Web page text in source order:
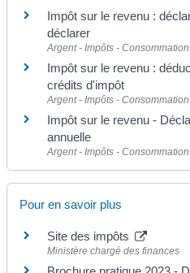
Impôt sur le revenu :
déclarer
Argent - Impôts - Consommation
Impôt sur le revenu :
crédits d'impôt
Argent - Impôts - Consommation
Impôt sur le revenu -
annuelle
Argent - Impôts - Consommation
Pour en savoir plus
Site des impôts
Ministère chargé des finances